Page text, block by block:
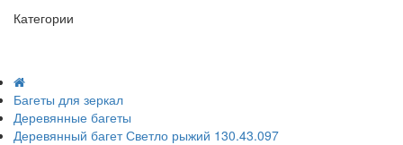
Категории
Багеты для зеркал
Деревянные багеты
Деревянный багет Светло рыжий 130.43.097